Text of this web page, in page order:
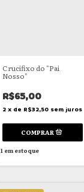
Crucifixo do "Pai
Nosso"
R$65,00
2 x de R$32,50 sem juros
1em estoque